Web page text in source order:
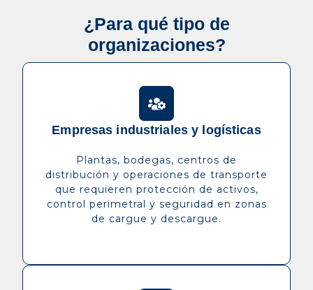
¿Para qué tipo de
organizaciones?
Empresas industriales y logísticas
Plantas, bodegas, centros de
distribución y operaciones de transporte
que requieren protección de activos,
control perimetral y seguridad en zonas
de cargue y descargue.